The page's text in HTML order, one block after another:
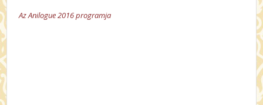
Az Anilogue 2016 programja